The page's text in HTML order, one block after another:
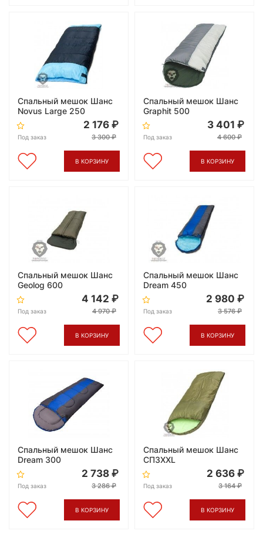
Спальный мешок Шанс
Novus Large 250
Под заказ
2 176
3 300
В КОРЗИНУ
Спальный мешок Шанс
Graphit 500
Под заказ
3 401
4 600
В КОРЗИНУ
Спальный мешок Шанс
Geolog 600
Под заказ
4 142
4 970
В КОРЗИНУ
Спальный мешок Шанс
Dream 450
Под заказ
2 980
3 576
В КОРЗИНУ
Спальный мешок Шанс
Dream 300
Под заказ
2 738
3 286
В КОРЗИНУ
Спальный мешок Шанс
CП3XXL
Под заказ
2 636
3 164
В КОРЗИНУ